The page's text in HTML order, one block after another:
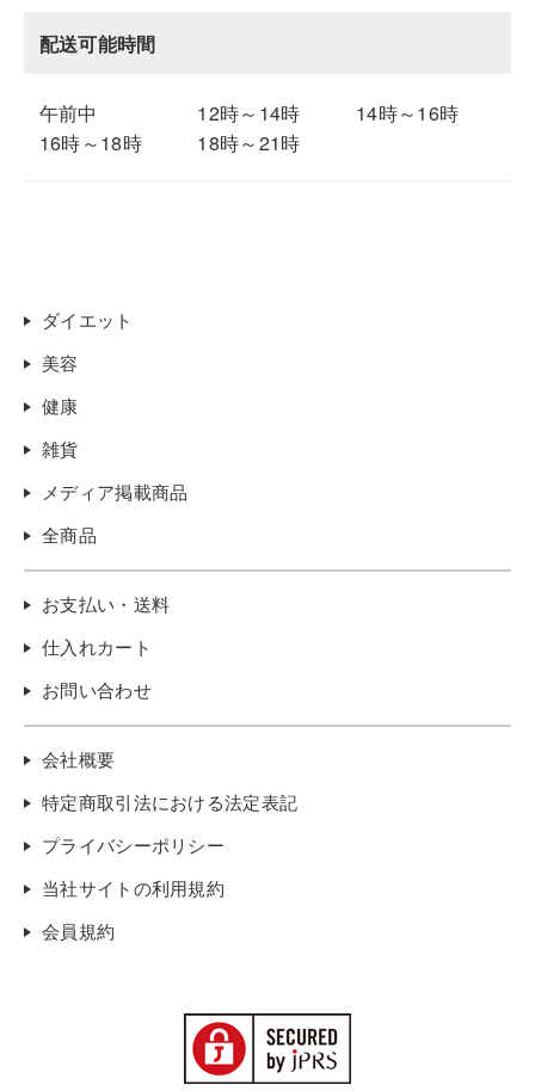
配送可能時間
午前中 12時～14時
14時～16時
16時～18時
18時～21時
ダイエット
美容
健康
雑貨
メディア掲載商品
全商品
お支払い・送料
仕入れカート
お問い合わせ
会社概要
特定商取引法における法定表記
プライバシーポリシー
当社サイトの利用規約
会員規約